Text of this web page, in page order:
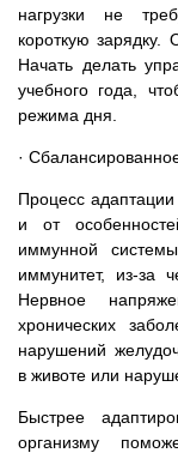
нагрузки не
короткую зарядку.
Начать делать
учебного года,
режима дня.
·
Процесс
и от
иммунной
иммунитет, из-за
Нервное
хронических
нарушений
в животе или
Быстрее
организму